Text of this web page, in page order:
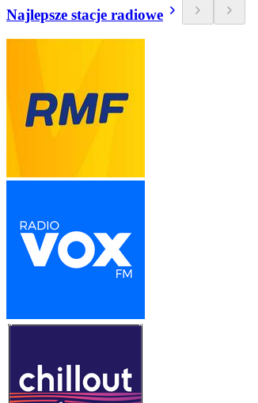
Najlepsze stacje radiowe